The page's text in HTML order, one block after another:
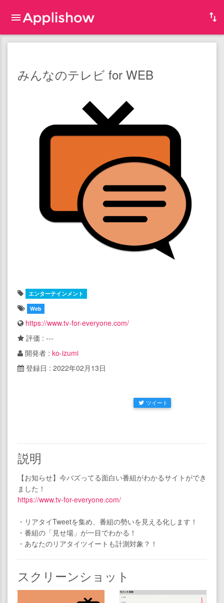
みんなのテレビ for WEB
エンターテインメント
Web
https://www.tv-for-everyone.com/
評価 : ---
開発者 : ko-izumi
登録日 : 2022年02月13日
ツイート
説明
【お知らせ】今バズってる面白い番組がわかるサイトができ
ました！
https://www.tv-for-everyone.com/
・リアタイTweetを集め、番組の勢いを見える化します！
・番組の「見せ場」が一目でわかる！
・あなたのリアタイツイートも計測対象？！
スクリーンショット